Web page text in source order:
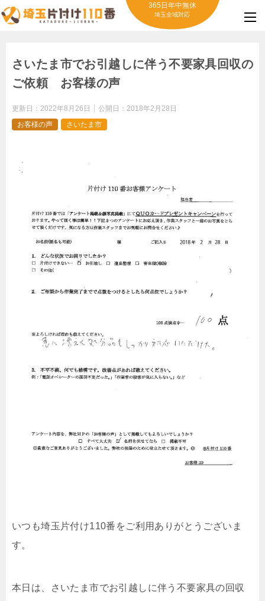
365日年中無休
埼玉全域対応
さいたま市でお引越しに伴う不要家具回収の
ご依頼 お客様の声
更新日： 2022年8月26日 公開日： 2018年2月28日
お客様の声
さいたま市
いつも埼玉片付け110番をご利用ありがとうございま
す。
本日は、さいたま市でお引越しに伴う不要家具の回収